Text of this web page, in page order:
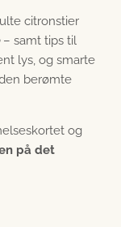
citronstier
– samt tips til
lys, og smarte
berømte
og
på det